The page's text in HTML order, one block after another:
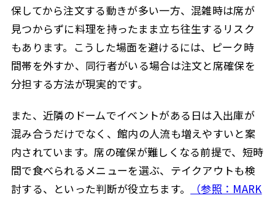
保してから注文する動きが多い一方、混雑時は席が
見つからずに料理を持ったまま立ち往生するリスク
もあります。こうした場面を避けるには、ピーク時
間帯を外すか、同行者がいる場合は注文と席確保を
分担する方法が現実的です。
また、近隣のドームでイベントがある日は入出庫が
混み合うだけでなく、館内の人流も増えやすいと案
内されています。席の確保が難しくなる前提で、短時
間で食べられるメニューを選ぶ、テイクアウトも検
討する、といった判断が役立ちます。
（参照：MARK